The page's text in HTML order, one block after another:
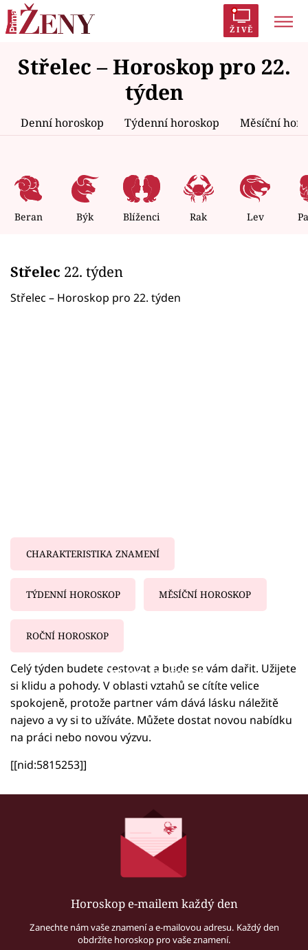
ŽIVĚ
Trendy: Polabí Inspekce Prostřeno!
AYTO?
Proměny
Témata
Celebrity
Seriály
Sledujte nás
Střelec – Horoskop pro 22.
týden
Denní horoskop Týdenní horoskop Měsíční
Beran Býk Blíženci Rak Lev
Střelec 22. týden
Střelec – Horoskop pro 22. týden
CHARAKTERISTIKA ZNAMENÍ
TÝDENNÍ HOROSKOP MĚSÍČNÍ HOROSKOP
ROČNÍ HOROSKOP
Failed to fetch
Celý týden budete cestovat a bude se vám dařit. Užijete
si klidu a pohody. V oblasti vztahů se cítíte velice
spokojeně, protože partner vám dává lásku náležitě
najevo a vy si to užíváte. Můžete dostat novou nabídku
na práci nebo novou výzvu.
[[nid:5815253]]
Horoskop e-mailem každý den
Zanechte nám vaše znamení a e-mailovou adresu. Každý den
obdržíte horoskop pro vaše znamení.